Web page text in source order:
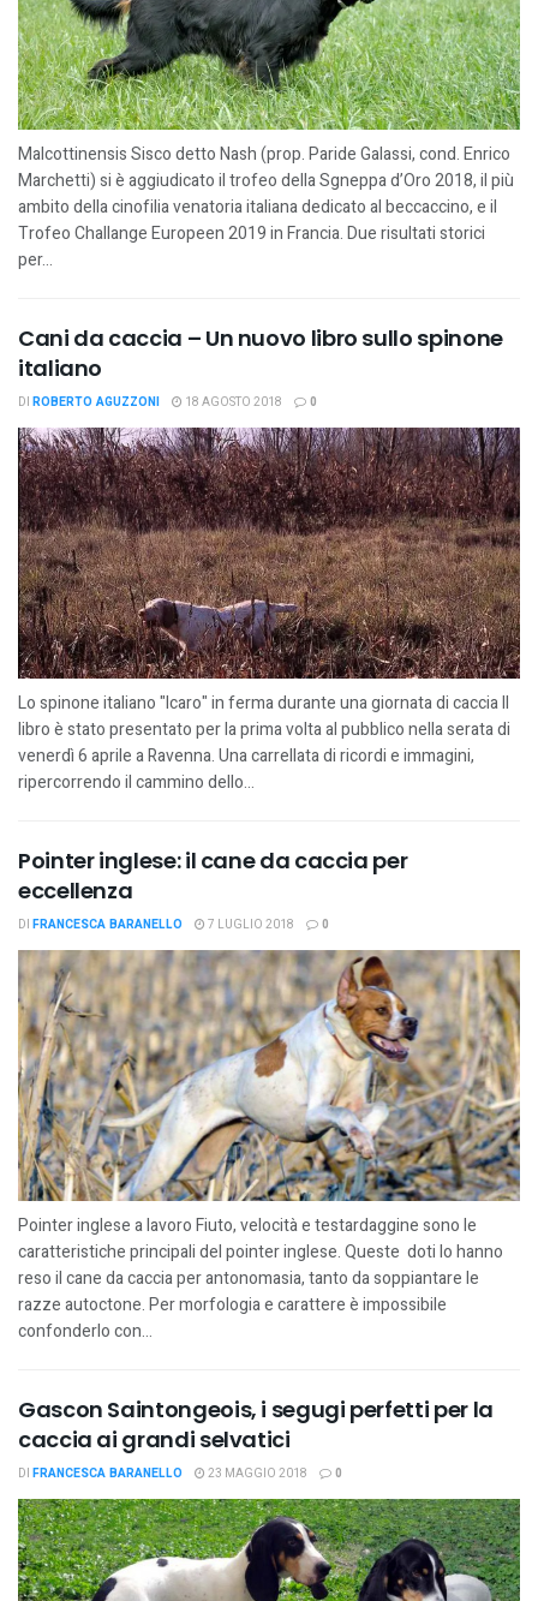
Malcottinensis Sisco detto Nash (prop. Paride Galassi, cond. Enrico
Marchetti) si è aggiudicato il trofeo della Sgneppa d’Oro 2018, il più
ambito della cinofilia venatoria italiana dedicato al beccaccino, e il
Trofeo Challange Europeen 2019 in Francia. Due risultati storici
per...
Cani da caccia – Un nuovo libro sullo spinone
italiano
DI ROBERTO AGUZZONI 18 AGOSTO 2018 0
Lo spinone italiano "Icaro" in ferma durante una giornata di caccia Il
libro è stato presentato per la prima volta al pubblico nella serata di
venerdì 6 aprile a Ravenna. Una carrellata di ricordi e immagini,
ripercorrendo il cammino dello...
Pointer inglese: il cane da caccia per
eccellenza
DI FRANCESCA BARANELLO 7 LUGLIO 2018 0
Pointer inglese a lavoro Fiuto, velocità e testardaggine sono le
caratteristiche principali del pointer inglese. Queste doti lo hanno
reso il cane da caccia per antonomasia, tanto da soppiantare le
razze autoctone. Per morfologia e carattere è impossibile
confonderlo con...
Gascon Saintongeois, i segugi perfetti per la
caccia ai grandi selvatici
DI FRANCESCA BARANELLO 23 MAGGIO 2018 0